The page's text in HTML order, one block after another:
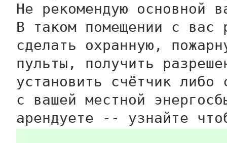
Не рекомендую основной
В таком помещении с вас
сделать охранную,
пульты, получить
установить счётчик либо
с вашей местной
арендуете -- узнайте